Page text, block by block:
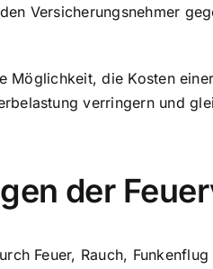
Versicherungsnehmer
die Kosten
verringern und
der
Feuer, Rauch,